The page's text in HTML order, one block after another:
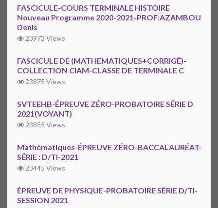
FASCICULE-COURS TERMINALE HISTOIRE
Nouveau Programme 2020-2021-PROF:AZAMBOU
Denis
23973 Views
FASCICULE DE (MATHEMATIQUES+CORRIGÉ)-
COLLECTION CIAM-CLASSE DE TERMINALE C
23875 Views
SVTEEHB-ÉPREUVE ZÉRO-PROBATOIRE SÉRIE D
2021(VOYANT)
23855 Views
Mathématiques-ÉPREUVE ZÉRO-BACCALAURÉAT-
SÉRIE : D/TI-2021
23445 Views
ÉPREUVE DE PHYSIQUE-PROBATOIRE SÉRIE D/TI-
SESSION 2021